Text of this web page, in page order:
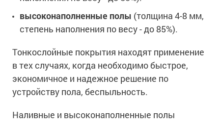
Растворители и разбавители для металла
Сопутствующие товары
Пищевая промышленность
Нефтегазовая промышленность
Сопутствующие товары
Для фасада
Сопутствующие товары
Экологичные материалы
Для бетонных полов
Для металла
Для фасада
Для дерева
Антистатические покрытия
Для бетона
Промышленные покрытия
Промышленные полы
Холодное цинкование
высоконаполненные полы (толщина 4-8 мм,
степень наполнения по весу - до 85%).
Тонкослойные покрытия находят применение
в тех случаях, когда необходимо быстрое,
экономичное и надежное решение по
устройству пола, беспыльность.
Наливные и высоконаполненные полы